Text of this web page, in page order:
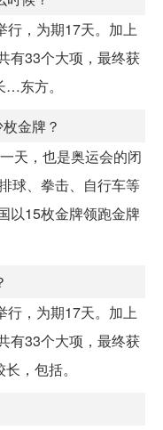
行，为期17天。加上
有33个大项，最终获
东方。
金牌？
天，也是奥运会的闭
球、拳击、自行车等
以15枚金牌领跑金牌
行，为期17天。加上
有33个大项，最终获
，包括。